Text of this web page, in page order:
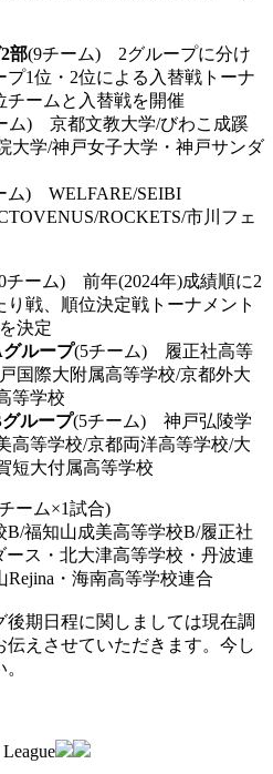
部(9チーム) 2グループに分け
1位・2位による入替戦トーナ
チームと入替戦を開催
ム) 京都文教大学/びわこ成蹊
大学/神戸女子大学・神戸サンダ
ム) WELFARE/SEIBI
ROCKETS/市川フェ
チーム) 前年(2024年)成績順に2
戦、順位決定戦トーナメント
決定
ループ(5チーム) 履正社高等
国際大附属高等学校/京都外大
等学校
ループ(5チーム) 神戸弘陵学
高等学校/京都両洋高等学校/大
短大付属高等学校
ーム×1試合)
B/福知山成美高等学校B/履正社
ス・北大津高等学校・丹波連
・海南高等学校連合
期日程に関しましては現在調
えさせていただきます。今し